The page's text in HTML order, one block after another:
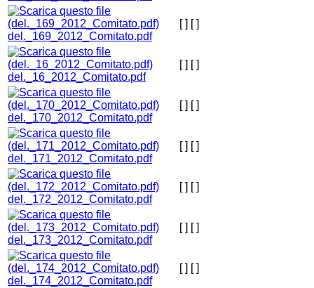
del._169_2012_Comitato.pdf
[ ] [ ]
del._16_2012_Comitato.pdf
[ ] [ ]
del._170_2012_Comitato.pdf
[ ] [ ]
del._171_2012_Comitato.pdf
[ ] [ ]
del._172_2012_Comitato.pdf
[ ] [ ]
del._173_2012_Comitato.pdf
[ ] [ ]
del._174_2012_Comitato.pdf
[ ] [ ]